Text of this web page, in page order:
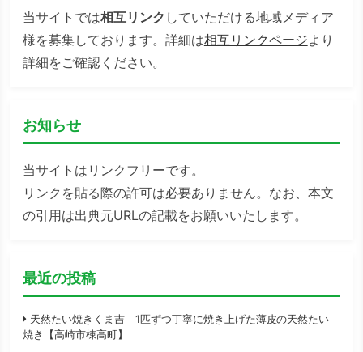
当サイトでは相互リンク していただける地域メディア
様を募集しております。詳細は相互リンクページより
詳細をご確認ください。
お知らせ
当サイトはリンクフリーです。
リンクを貼る際の許可は必要ありません。なお、本文
の引用は出典元URLの記載をお願いいたします。
最近の投稿
天然たい焼きくま吉｜1匹ずつ丁寧に焼き上げた薄皮の天然たい
焼き【高崎市棟高町】